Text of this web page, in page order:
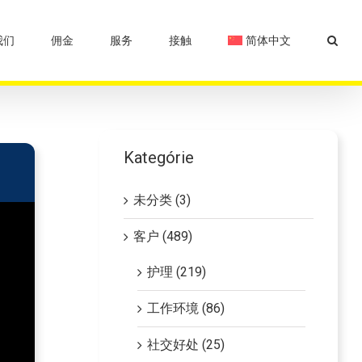
们 佣金 服务 接触 简体中文
Kategórie
未分类 (3)
客户 (489)
护理 (219)
工作环境 (86)
社交好处 (25)